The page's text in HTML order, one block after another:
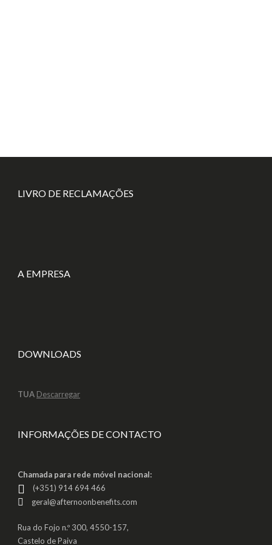
LIVRO DE RECLAMAÇÕES
A EMPRESA
DOWNLOADS
TUA Descarregar
INFORMAÇÕES DE CONTACTO
Chamada para rede móvel nacional:
(+351) 914 694 466
geral@afternoonbenefits.com
Rua do Fojo n.º 300, 4550-157,
Castelo de Paiva